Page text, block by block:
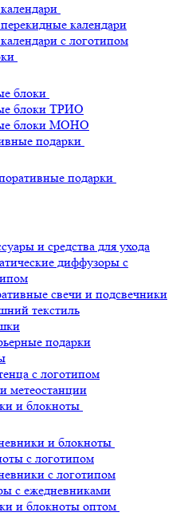
календари
с логотипом
блоки
блоки ТРИО
блоки МОНО
подарки
подарки
и средства для ухода
диффузоры с
свечи и подсвечники
текстиль
подарки
с логотипом
метеостанции
и блокноты
и блокноты
с логотипом
с логотипом
с ежедневниками
и блокноты оптом